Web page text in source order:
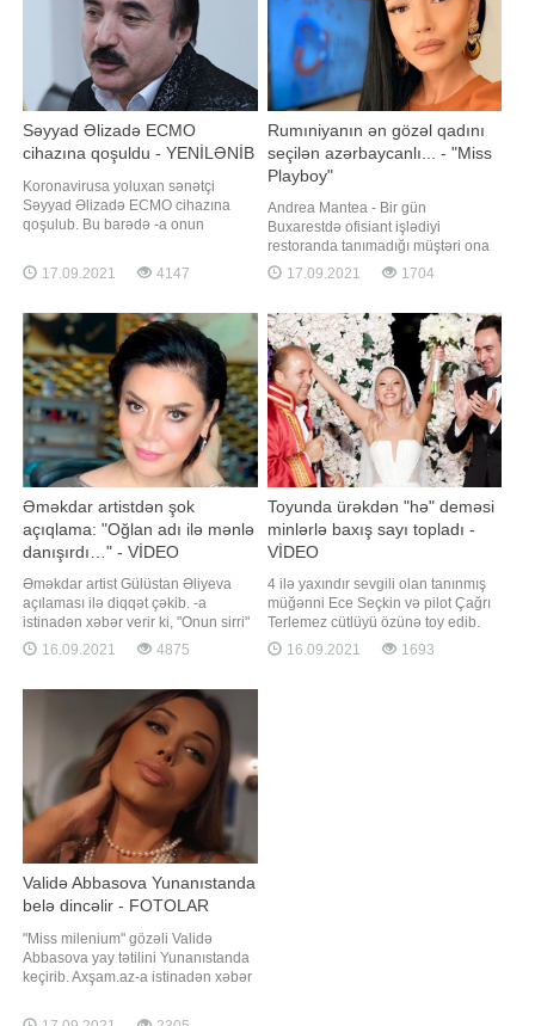
Səyyad Əlizadə ECMO
cihazına qoşuldu - YENİLƏNİB
Koronavirusa yoluxan sənətçi
Səyyad Əlizadə ECMO cihazına
qoşulub. Bu barədə -a onun
verib. O bildirib ki, sənətçinin
ağciyərlərinin yalnız 30 faizi çalışır:.
aşkarlanıb. Müalicəsi davam
etdirilir. Süni koma vəziyyətində
saxlanılır"
17.09.2021 4147
Rumıniyanın ən gözəl qadını
seçilən azərbaycanlı... - "Miss
Playboy"
Andrea Mantea - Bir gün
Buxarestdə ofisiant işlədiyi
restoranda tanımadığı müştəri ona
modellik təklif edir, fikirləşmədən
bununla razılaşır. Beləliklə, şöhrətin
aralanır. "Libertatea" qəzetində "Ən
seksual qız" seçildikdə mətbuatın
diqqətini çəkir
17.09.2021 1704
Əməkdar artistdən şok
açıqlama: "Oğlan adı ilə mənlə
danışırdı…" - VİDEO
Əməkdar artist Gülüstan Əliyeva
açılaması ilə diqqət çəkib. -a
istinadən xəbər verir ki, "Onun sirri"
proqramına qonaq olan sənətçi,
məşhur prodüserlərdən birinin
vuraraq telefonla danışdığını
bildirib:. "Mənə tez-tez zəng edirdi.
Oğlan adı ilə danışırdı
16.09.2021 4875
Toyunda ürəkdən "hə" deməsi
minlərlə baxış sayı topladı -
VİDEO
4 ilə yaxındır sevgili olan tanınmış
müğənni Ece Seçkin və pilot Çağrı
Terlemez cütlüyü özünə toy edib.
xəbər verir ki, bu barədə ifaçı
instaqram hesabında bildirib.
16.09.2021 1693
Validə Abbasova Yunanıstanda
belə dincəlir - FOTOLAR
"Miss milenium" gözəli Validə
Abbasova yay tətilini Yunanıstanda
keçirib. Axşam.az-a istinadən xəbər
fotolarını İnstaqramda izləyiciləri ilə